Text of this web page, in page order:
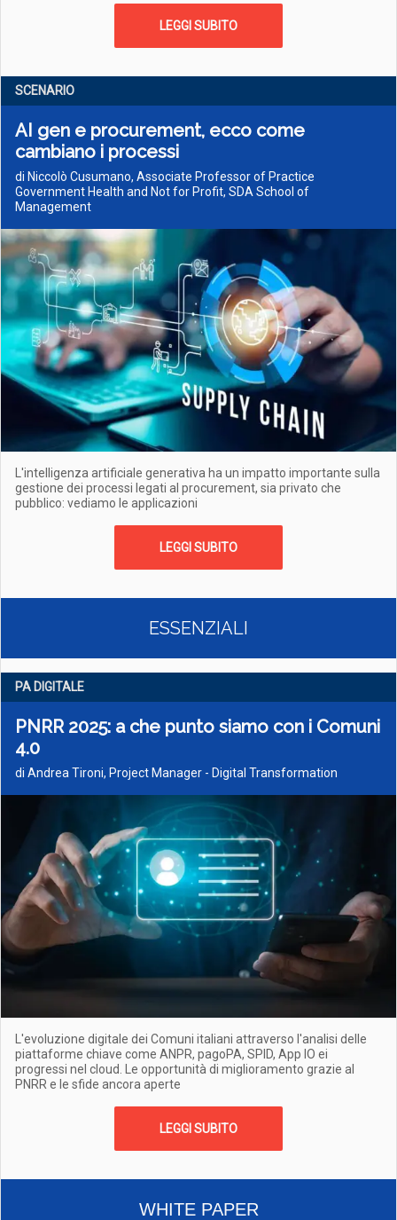
LEGGI SUBITO
SCENARIO
AI gen e procurement, ecco come
cambiano i processi
di Niccolò Cusumano, Associate Professor of Practice
Government Health and Not for Profit, SDA School of
Management
L'intelligenza artificiale generativa ha un impatto importante sulla
gestione dei processi legati al procurement, sia privato che
pubblico: vediamo le applicazioni
LEGGI SUBITO
ESSENZIALI
PA DIGITALE
PNRR 2025: a che punto siamo con i Comuni
4.0
di Andrea Tironi, Project Manager - Digital Transformation
L'evoluzione digitale dei Comuni italiani attraverso l'analisi delle
piattaforme chiave come ANPR, pagoPA, SPID, App IO ei
progressi nel cloud. Le opportunità di miglioramento grazie al
PNRR e le sfide ancora aperte
LEGGI SUBITO
WHITE PAPER